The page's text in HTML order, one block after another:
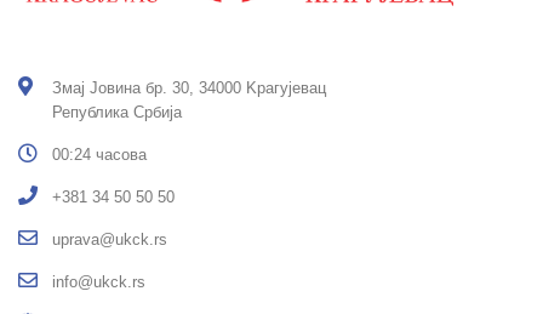
Змај Јовина бр. 30, 34000 Kрагујевац
Република Србија
00:24 часова
+381 34 50 50 50
uprava@ukck.rs
info@ukck.rs